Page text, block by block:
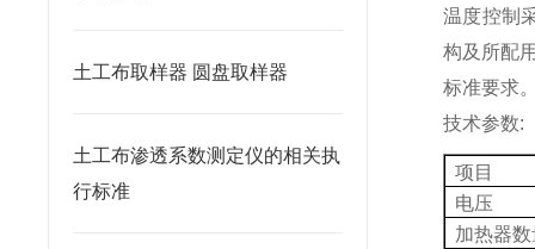
土工布取样器 圆盘取样器
土工布渗透系数测定仪的相关执
行标准
温度控制
构及所配
标准要求
技术参数:
项目
电压
加热器